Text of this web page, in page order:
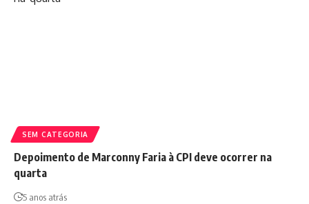
SEM CATEGORIA
Depoimento de Marconny Faria à CPI deve ocorrer na
quarta
5 anos atrás